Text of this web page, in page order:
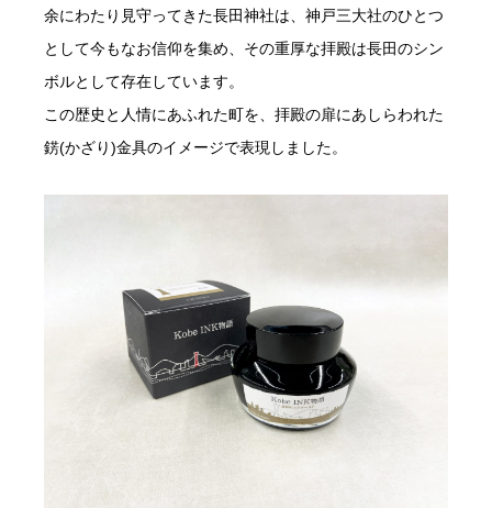
余にわたり見守ってきた長田神社は、神戸三大社のひとつ
として今もなお信仰を集め、その重厚な拝殿は長田のシン
ボルとして存在しています。
この歴史と人情にあふれた町を、拝殿の扉にあしらわれた
錺(かざり)金具のイメージで表現しました。